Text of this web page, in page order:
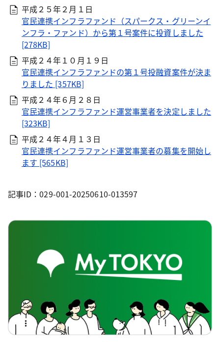
平成２５年２月１日
官民連携インフラファンド（スパークス・グリーンイ
ンフラ・ファンド）から第１号案件に投資しました
[278KB]
平成２４年１０月１９日
官民連携インフラファンドの第１号投融資案件が決ま
りました [357KB]
平成２４年６月２８日
官民連携インフラファンド運営事業者を決定しました
[323KB]
平成２４年４月１３日
官民連携インフラファンド運営事業者の募集を開始し
ます [565KB]
記事ID：029-001-20250610-013597